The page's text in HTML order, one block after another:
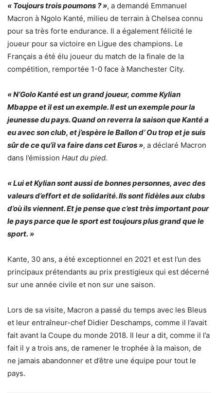
« Toujours trois poumons ? », a demandé Emmanuel
Macron à Ngolo Kanté, milieu de terrain à Chelsea connu
pour sa très forte endurance. Il a également félicité le
joueur pour sa victoire en Ligue des champions. Le
Français a été élu joueur du match de la finale de la
compétition, remportée 1-0 face à Manchester City.
« N’Golo Kanté est un grand joueur, comme Kylian
Mbappe et il est un exemple. Il est un exemple pour la
jeunesse du pays. Quand on reverra la saison que Kanté a
eu avec son club, et j’espère le Ballon d’ Ou trop et je suis
sûr de ce qu’il va faire dans cet Euros », a déclaré Macron
dans l’émission Haut du pied.
« Lui et Kylian sont aussi de bonnes personnes, avec des
valeurs d’effort et de solidarité. Ils sont fidèles aux clubs
d’où ils viennent. Et je pense que c’est très important pour
le pays parce que le sport est toujours plus grand que le
sport. »
Kante, 30 ans, a été exceptionnel en 2021 et est l’un des
principaux prétendants au prix prestigieux qui est décerné
sur une année civile et non sur une saison.
Lors de sa visite, Macron a passé du temps avec les Bleus
et leur entraîneur-chef Didier Deschamps, comme il l’avait
fait avant la Coupe du monde 2018. Il leur a dit, comme il l’a
fait il y a trois ans, de ramener le trophée à la maison, de
ne jamais abandonner et d’être une équipe pour tout le
pays.